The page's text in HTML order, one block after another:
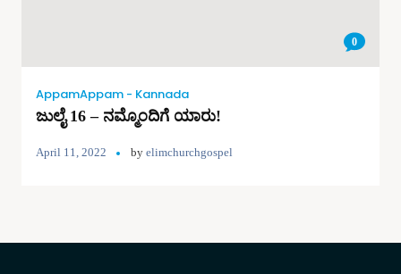
0
AppamAppam - Kannada
ಜುಲೈ 16 – ನಮ್ಮೊಂದಿಗೆ ಯಾರು!
April 11, 2022 by elimchurchgospel